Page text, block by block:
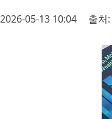
2026-05-13 10:04 출처: